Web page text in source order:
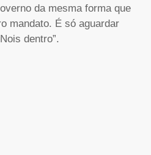
da mesma forma que
mandato. É só aguardar
dentro”.